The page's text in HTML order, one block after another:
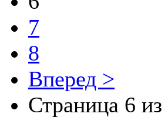
7
8
Вперед >
Страница 6 из